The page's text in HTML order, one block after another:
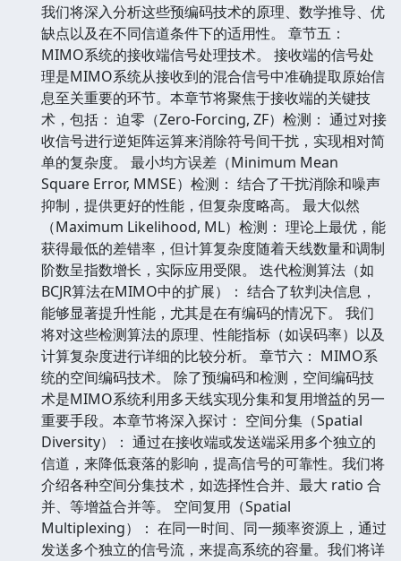
我们将深入分析这些预编码技术的原理、数学推导、优
缺点以及在不同信道条件下的适用性。 章节五：
MIMO系统的接收端信号处理技术。 接收端的信号处
理是MIMO系统从接收到的混合信号中准确提取原始信
息至关重要的环节。本章节将聚焦于接收端的关键技
术，包括： 迫零（Zero-Forcing, ZF）检测： 通过对接
收信号进行逆矩阵运算来消除符号间干扰，实现相对简
单的复杂度。 最小均方误差（Minimum Mean
Square Error, MMSE）检测： 结合了干扰消除和噪声
抑制，提供更好的性能，但复杂度略高。 最大似然
（Maximum Likelihood, ML）检测： 理论上最优，能
获得最低的差错率，但计算复杂度随着天线数量和调制
阶数呈指数增长，实际应用受限。 迭代检测算法（如
BCJR算法在MIMO中的扩展）： 结合了软判决信息，
能够显著提升性能，尤其是在有编码的情况下。 我们
将对这些检测算法的原理、性能指标（如误码率）以及
计算复杂度进行详细的比较分析。 章节六： MIMO系
统的空间编码技术。 除了预编码和检测，空间编码技
术是MIMO系统利用多天线实现分集和复用增益的另一
重要手段。本章节将深入探讨： 空间分集（Spatial
Diversity）： 通过在接收端或发送端采用多个独立的
信道，来降低衰落的影响，提高信号的可靠性。我们将
介绍各种空间分集技术，如选择性合并、最大 ratio 合
并、等增益合并等。 空间复用（Spatial
Multiplexing）： 在同一时间、同一频率资源上，通过
发送多个独立的信号流，来提高系统的容量。我们将详